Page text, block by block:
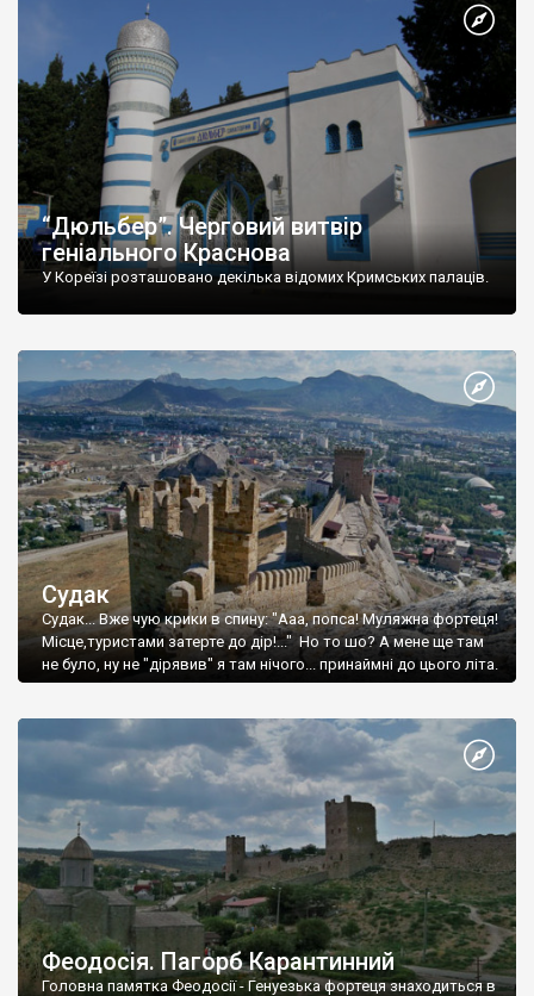
“Дюльбер”. Черговий витвір
геніального Краснова
У Кореїзі розташовано декілька відомих Кримських палаців.
Судак
Судак... Вже чую крики в спину: "Ааа, попса! Муляжна фортеця!
Місце,туристами затерте до дір!..." Но то шо? А мене ще там
не було, ну не "дірявив" я там нічого... принаймні до цього літа.
Феодосія. Пагорб Карантинний
Головна памятка Феодосії - Генуезька фортеця знаходиться в